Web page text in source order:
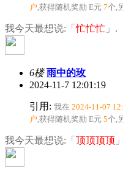
户 ,获得随机奖励 E元 7个 ,
我今天最想说:「忙忙忙 」.
6楼 雨中的玫
2024-11-7 12:01:19
引用: 我在 2024-11-07
户 ,获得随机奖励 E元 5个 ,
我今天最想说:「 顶顶顶顶